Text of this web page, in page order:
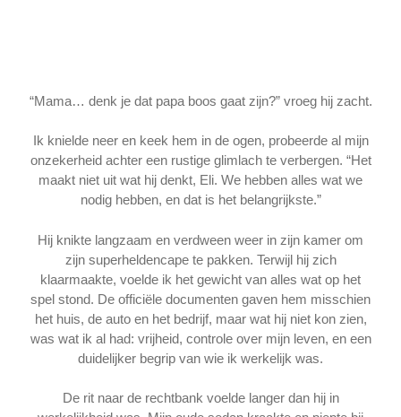
“Mama… denk je dat papa boos gaat zijn?” vroeg hij zacht.
Ik knielde neer en keek hem in de ogen, probeerde al mijn
onzekerheid achter een rustige glimlach te verbergen. “Het
maakt niet uit wat hij denkt, Eli. We hebben alles wat we
nodig hebben, en dat is het belangrijkste.”
Hij knikte langzaam en verdween weer in zijn kamer om
zijn superheldencape te pakken. Terwijl hij zich
klaarmaakte, voelde ik het gewicht van alles wat op het
spel stond. De officiële documenten gaven hem misschien
het huis, de auto en het bedrijf, maar wat hij niet kon zien,
was wat ik al had: vrijheid, controle over mijn leven, en een
duidelijker begrip van wie ik werkelijk was.
De rit naar de rechtbank voelde langer dan hij in